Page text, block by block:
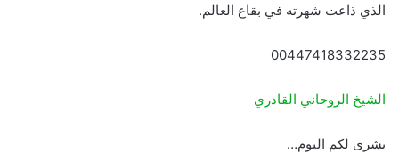
الذي ذاعت شهرته في بقاع العالم.
00447418332235
الشيخ الروحاني القادري
بشرى لكم اليوم…